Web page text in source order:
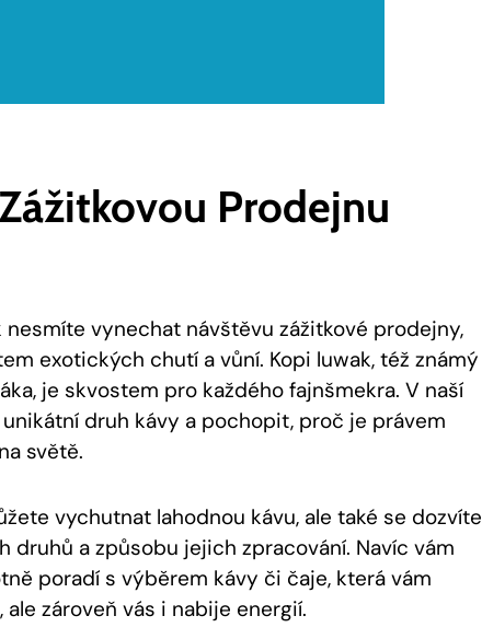
Prodejnu
vynechat návštěvu zážitkové prodejny,
exotických chutí a vůní. Kopi luwak, též známý
je skvostem pro každého fajnšmekra. V naší
druh kávy a pochopit, proč je právem
světě.
vychutnat lahodnou kávu, ale také se dozvíte
a způsobu jejich zpracování. Navíc vám
poradí s výběrem kávy či čaje, která vám
zároveň vás i nabije energií.